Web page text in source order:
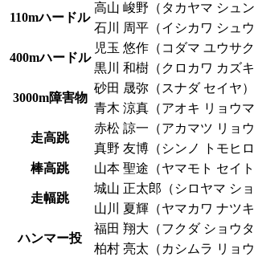
110mハードル
高山 峻野（タカヤマ シュン
石川 周平（イシカワ シュウ
400mハードル
児玉 悠作（コダマ ユウサク
黒川 和樹（クロカワ カズキ
3000m障害物
砂田 晟弥（スナダ セイヤ）
青木 涼真（アオキ リョウマ
走高跳
赤松 諒一（アカマツ リョウ
真野 友博（シンノ トモヒロ
棒高跳
山本 聖途（ヤマモト セイト
走幅跳
城山 正太郎（シロヤマ ショ
山川 夏輝（ヤマカワ ナツキ
ハンマー投
福田 翔大（フクダ ショウタ
柏村 亮太（カシムラ リョウ